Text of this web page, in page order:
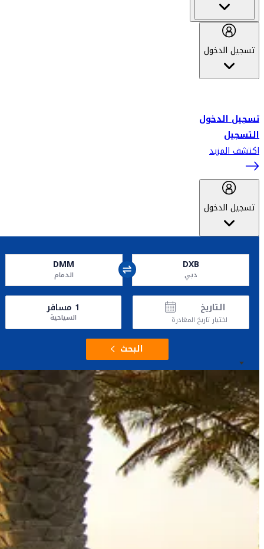
تسجيل الدخول
تسجيل الدخول
التسجيل
اكتشف المزيد
تسجيل الدخول
DXB
دبي
DMM
الدمام
التاريخ
اختيار تاريخ المغادرة
1 مسافر
السياحية
البحث